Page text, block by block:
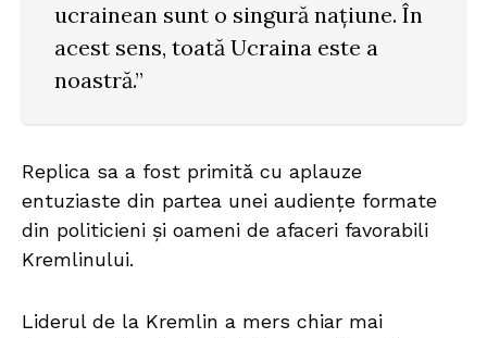
ucrainean sunt o singură națiune. În
acest sens, toată Ucraina este a
noastră.”
Replica sa a fost primită cu aplauze
entuziaste din partea unei audiențe formate
din politicieni și oameni de afaceri favorabili
Kremlinului.
Liderul de la Kremlin a mers chiar mai